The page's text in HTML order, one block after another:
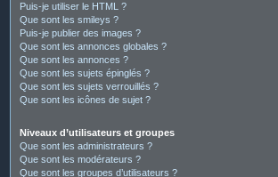
Puis-je utiliser le HTML ?
Que sont les smileys ?
Puis-je publier des images ?
Que sont les annonces globales ?
Que sont les annonces ?
Que sont les sujets épinglés ?
Que sont les sujets verrouillés ?
Que sont les icônes de sujet ?
Niveaux d’utilisateurs et groupes
Que sont les administrateurs ?
Que sont les modérateurs ?
Que sont les groupes d’utilisateurs ?